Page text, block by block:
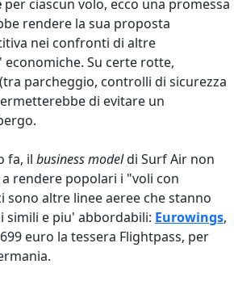
per ciascun volo, ecco una promessa
rendere la sua proposta
nei confronti di altre
Su certe rotte,
parcheggio, controlli di sicurezza
di evitare un
fa, il business modeldi Surf Air non
rendere popolari i "voli con
sono altre linee aeree che stanno
simili e piu' abbordabili: Eurowings,
euro la tessera Flightpass, per